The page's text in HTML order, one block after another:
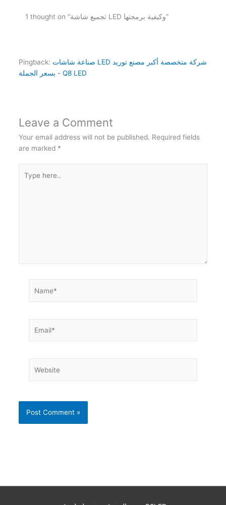
1 thought on “تجميع شاشة LED وكيفية برمجتها”
Pingback: صناعة شاشات LED شركة متخصصة أكبر مصنع توريد
بسعر الجملة - Q8 LED
Leave a Comment
Your email address will not be published. Required fields
are marked *
here..